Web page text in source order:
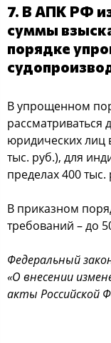
7. В АПК РФ
суммы
порядке
В упрощенном
рассматриваться
юридических лиц
тыс. руб.), для
пределах 400 тыс.
В приказном
требований – до
Федеральный
«О внесении
акты Российской